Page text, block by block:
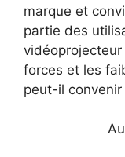
marque et
partie des
forces et les
peut-il convenir